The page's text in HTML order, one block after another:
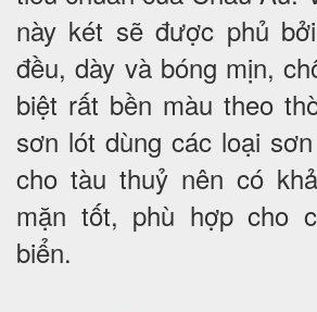
này két sẽ được phủ
đều, dày và bóng mịn,
biệt rất bền màu theo
sơn lót dùng các loại
cho tàu thuỷ nên có
mặn tốt, phù hợp cho
biển.